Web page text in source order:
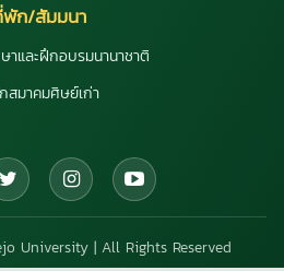
ก/สัมมนา
าและฝึกอบรมนานาชาติ
สมาคมศิษย์เก่า
University | All Rights Reserved